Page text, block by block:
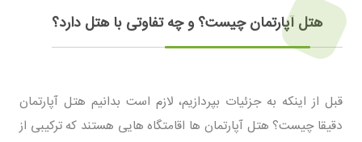
هتل آپارتمان چیست؟ و چه تفاوتی با هتل دارد؟
قبل از اینکه به جزئیات بپردازیم، لازم است بدانیم هتل آپارتمان
دقیقا چیست؟ هتل آپارتمان ها اقامتگاه هایی هستند که ترکیبی از